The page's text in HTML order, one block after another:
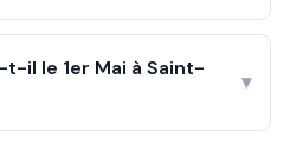
il le 1er Mai à Saint-
▾